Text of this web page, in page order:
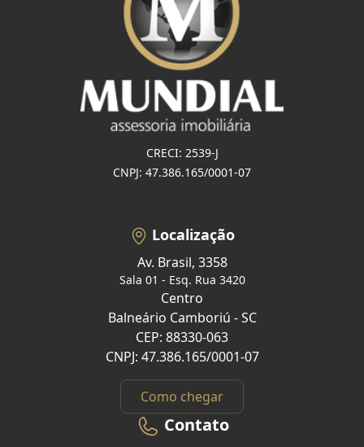
CRECI: 2539-J
CNPJ: 47.386.165/0001-07
Localização
Av. Brasil, 3358
Sala 01 - Esq. Rua 3420
Centro
Balneário Camboriú - SC
CEP: 88330-063
CNPJ: 47.386.165/0001-07
Como chegar
Contato